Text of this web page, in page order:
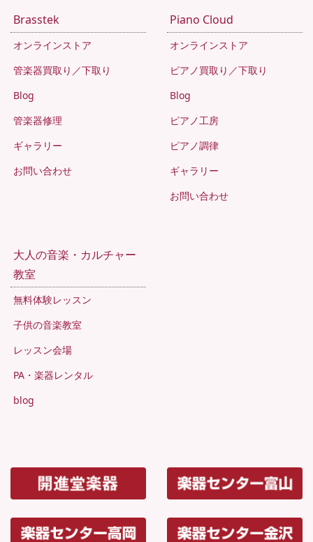
Brasstek
オンラインストア
管楽器買取り／下取り
Blog
管楽器修理
ギャラリー
お問い合わせ
Piano Cloud
オンラインストア
ピアノ買取り／下取り
Blog
ピアノ工房
ピアノ調律
ギャラリー
お問い合わせ
大人の音楽・カルチャー
教室
無料体験レッスン
子供の音楽教室
レッスン会場
PA・楽器レンタル
blog